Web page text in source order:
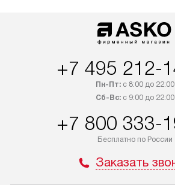
со статусом «В наличии» могут
быть отправлены покупателю
интересен товар «Под заказ»,
обсудите возможность его
приобретения с менеджером сайта.
доставляются бесплатно
по Москве в пределах МКАД,
не предусмотрена. Доставка
+7 495 212-
Пн-Пт:с 8:00 до 22:00
Сб-Вс:с 9:00 до 22:00
+7 800 333-
Бесплатно по России
Заказать